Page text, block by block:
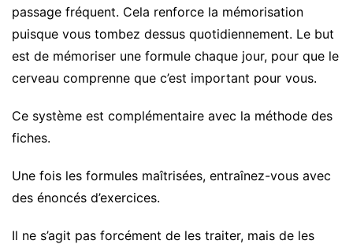
passage fréquent. Cela renforce la mémorisation
puisque vous tombez dessus quotidiennement. Le but
est de mémoriser une formule chaque jour, pour que le
cerveau comprenne que c’est important pour vous.
Ce système est complémentaire avec la méthode des
fiches.
Une fois les formules maîtrisées, entraînez-vous avec
des énoncés d’exercices.
Il ne s’agit pas forcément de les traiter, mais de les